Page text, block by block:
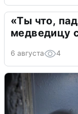
«Ты что,
медведицу
6 августа 4